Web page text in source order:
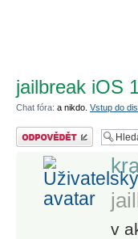
jailbreak iOS
Chat fóra: a nikdo. Vstup do
Odeslat odpověď
v